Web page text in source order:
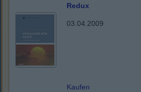
Redux
03.04.2009
Kaufen